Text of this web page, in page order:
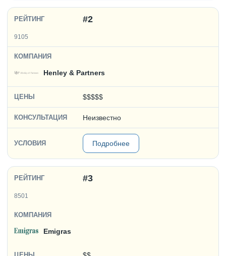
#2
9105
Henley & Partners
$$$$$
Неизвестно
Подробнее
#3
8501
Emigras